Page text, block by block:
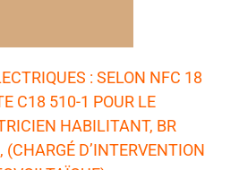
: SELON NFC 18
C18 510-1 POUR LE
HABILITANT, BR
(CHARGÉ D’INTERVENTION